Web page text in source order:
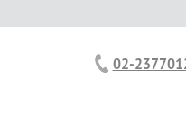
02-